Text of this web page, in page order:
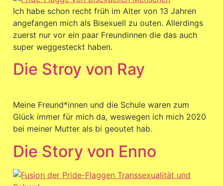
Ich habe schon recht früh im Alter von 13 Jahren
angefangen mich als Bisexuell zu outen. Allerdings
zuerst nur vor ein paar Freundinnen die das auch
super weggesteckt haben.
Die Stroy von Ray
Meine Freund*innen und die Schule waren zum
Glück immer für mich da, weswegen ich mich 2020
bei meiner Mutter als bi geoutet hab.
Die Story von Enno